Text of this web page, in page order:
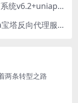
ShopXO国内企业级免费开源电商系统v6.2+uniapp前端（无授权可商用企业级电商系统解决方案）
Openai、Gemini、claude和pika宝塔反向代理服务器配置教程
两条转型之路